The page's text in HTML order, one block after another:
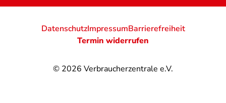
© 2026 Verbraucherzentrale e.V.
DatenschutzImpressumBarrierefreiheit
Termin widerrufen